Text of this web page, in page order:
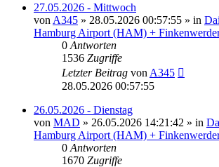
27.05.2026 - Mittwoch
von A345 » 28.05.2026 00:57:55 » in
Hamburg Airport (HAM) +
0 Antworten
1536 Zugriffe
Letzter Beitrag von A345
28.05.2026 00:57:55
26.05.2026 - Dienstag
von MAD » 26.05.2026 14:21:42 » in
Hamburg Airport (HAM) +
0 Antworten
1670 Zugriffe